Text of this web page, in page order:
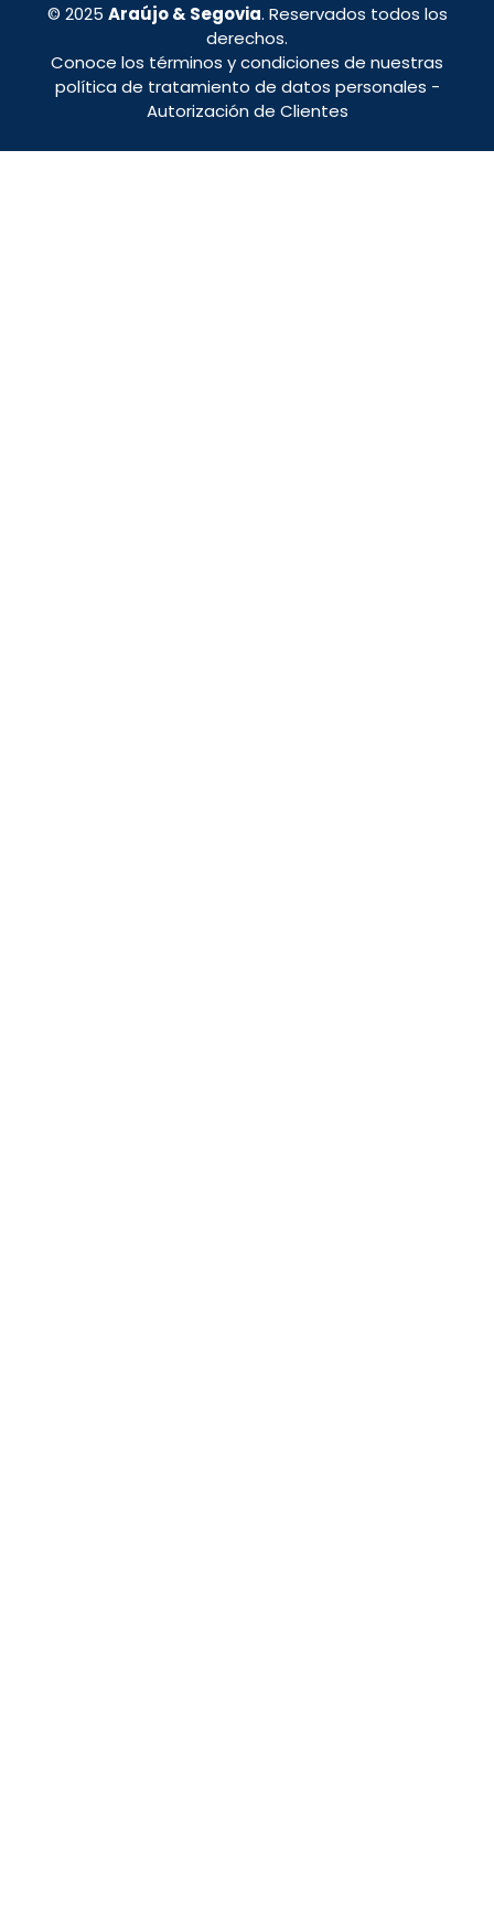
© 2025 Araújo & Segovia. Reservados todos los
derechos.
Conoce los términos y condiciones de nuestras
política de tratamiento de datos personales -
Autorización de Clientes